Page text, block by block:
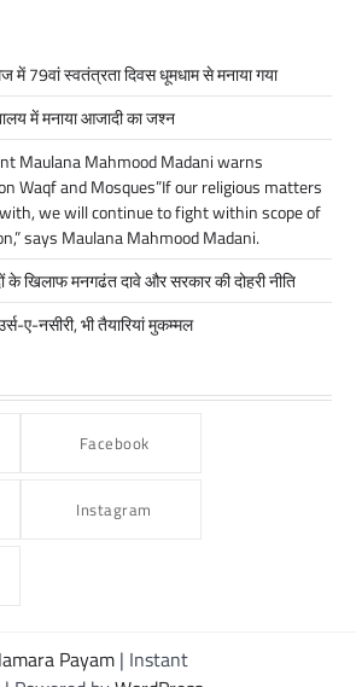
में 79वां स्वतंत्रता दिवस धूमधाम से मनाया गया
में मनाया आजादी का जश्न
Maulana Mahmood Madani warns
Waqf and Mosques”If our religious matters
we will continue to fight within scope of
says Maulana Mahmood Madani.
के खिलाफ मनगढंत दावे और सरकार की दोहरी नीति
ए-नसीरी, भी तैयारियां मुकम्मल
Facebook
Instagram
Payam | Instant